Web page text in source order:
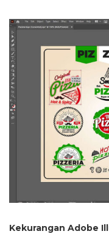
Kekurangan Adobe